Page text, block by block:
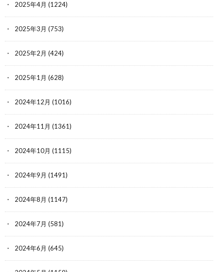
2025年4月 (1224)
2025年3月 (753)
2025年2月 (424)
2025年1月 (628)
2024年12月 (1016)
2024年11月 (1361)
2024年10月 (1115)
2024年9月 (1491)
2024年8月 (1147)
2024年7月 (581)
2024年6月 (645)